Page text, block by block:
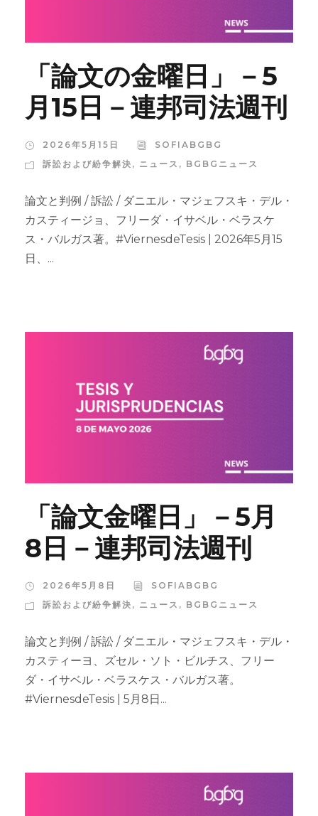
「論文の金曜日」－5
月15日－連邦司法週刊
2026年5月15日
SOFIABGBG
訴訟および紛争解決 , ニュース , BGBGニュース
論文と判例 / 訴訟 / ダニエル・マジェフスキ・デル・
カスティージョ、フリーダ・イサベル・ベラスケ
ス・バルガス著。#ViernesdeTesis | 2026年5月15
日、...
「論文金曜日」－5月
8日－連邦司法週刊
2026年5月8日
SOFIABGBG
訴訟および紛争解決 , ニュース , BGBGニュース
論文と判例 / 訴訟 / ダニエル・マジェフスキ・デル・
カスティーヨ、ズセル・ソト・ビルチス、フリー
ダ・イサベル・ベラスケス・バルガス著。
#ViernesdeTesis | 5月8日...